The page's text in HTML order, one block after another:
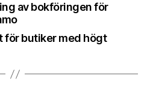
av bokföringen för
för butiker med högt